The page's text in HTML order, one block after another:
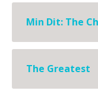
Min Dit: The
The Greatest